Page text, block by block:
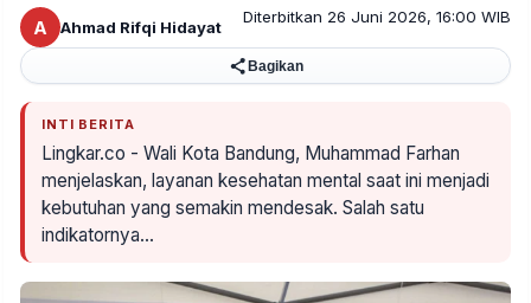
A Ahmad Rifqi Hidayat
Diterbitkan 26 Juni 2026, 16:00 WIB
Bagikan
INTI BERITA
Lingkar.co - Wali Kota Bandung, Muhammad Farhan
menjelaskan, layanan kesehatan mental saat ini menjadi
kebutuhan yang semakin mendesak. Salah satu
indikatornya…